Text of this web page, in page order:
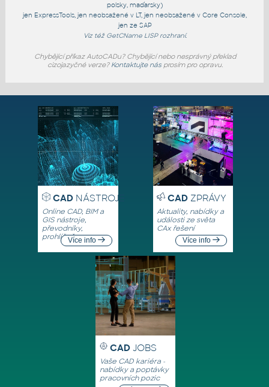
polsky, maďarsky)
jen ExpressTools, jen neobsažené v LT, jen neobsažené v Core Console,
jen ze SAP
Viz též GetCNameLISP rozhraní.
Chybějící příkaz AutoCADu? Chybějící nebo nesprávný překlad
cizojazyčné verze? Kontaktujte násprosím pro opravu.
CADNÁSTROJE
Online CAD, BIM a
GIS nástroje,
převodníky,
prohlížečeVíce info
CADZPRÁVY
Aktuality, nabídky a
události ze světa
CAx řešení
Více info
CAD JOBS
Vaše CAD kariéra -
nabídky a poptávky
pracovních pozic